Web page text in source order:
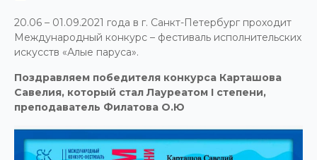
20.06 – 01.09.2021 года в г. Санкт-Петербург проходит
Международный конкурс – фестиваль исполнительских
искусств «Алые паруса».
Поздравляем победителя конкурса Карташова
Савелия, который стал Лауреатом I степени,
преподаватель Филатова О.Ю